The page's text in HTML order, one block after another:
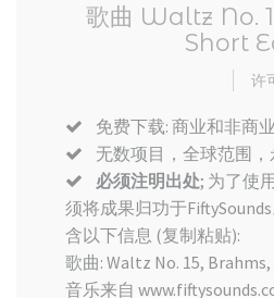
歌曲 Waltz No.
Short
许
免费下载: 商业和非商业
无数项目，全球范围，
必须注明出处; 为了使
须将成果归功于
含以下信息 (复制粘贴):
歌曲: Waltz No. 15,
音乐来自